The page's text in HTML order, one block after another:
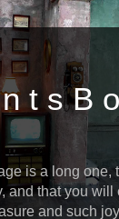
t s B
is a long one,
and that you will
and such